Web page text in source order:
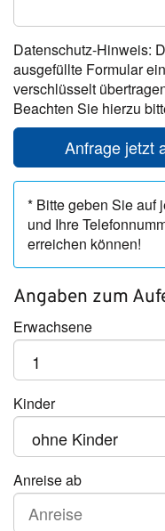
Datenschutz-Hinweis:
ausgefüllte Formular
verschlüsselt
Beachten Sie hierzu
Anfrage jetzt
* Bitte geben Sie auf
und Ihre
erreichen können!
Angaben zum
Erwachsene
Kinder
Anreise ab